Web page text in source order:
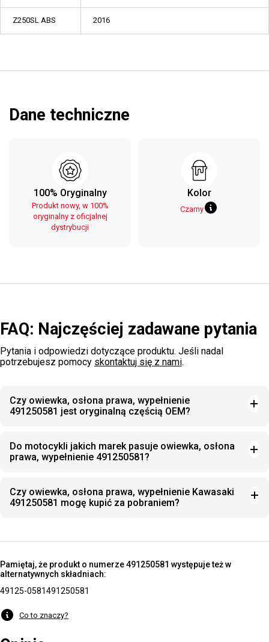
Z250SL ABS 2016
Dane techniczne
100% Oryginalny
Produkt nowy, w 100%
oryginalny z oficjalnej
dystrybucji
Kolor
Czarny
FAQ: Najczęściej zadawane pytania
Pytania i odpowiedzi dotyczące produktu. Jeśli nadal
potrzebujesz pomocy skontaktuj się z nami.
Czy owiewka, osłona prawa, wypełnienie
491250581 jest oryginalną częścią OEM?
Do motocykli jakich marek pasuje owiewka, osłona
prawa, wypełnienie 491250581?
Czy owiewka, osłona prawa, wypełnienie Kawasaki
491250581 mogę kupić za pobraniem?
Pamiętaj, że produkt o numerze 491250581 występuje też w
alternatywnych składniach:
49125-0581491250581
Co to znaczy?